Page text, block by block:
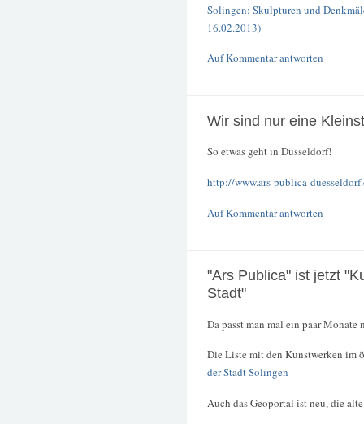
Solingen: Skulpturen und
16.02.2013)
Auf Kommentar antworten
Wir sind nur eine
So etwas geht in Düsseldorf!
http://www.ars-publica-
Auf Kommentar antworten
"Ars Publica" ist jetzt
Stadt"
Da passt man mal ein paar
Die Liste mit den Kunstwerken im
der Stadt Solingen
Auch das Geoportal ist neu, die